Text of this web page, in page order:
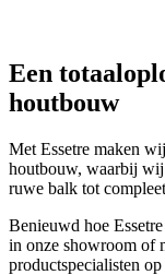
Een
houtbouw
Met Essetre maken
houtbouw, waarbij wij
ruwe balk tot
Benieuwd hoe
in onze showroom of
productspecialisten